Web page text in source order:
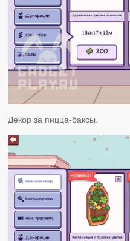
Декор за пицца-баксы.